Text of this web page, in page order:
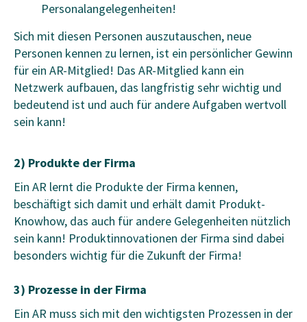
Personalangelegenheiten!
Sich mit diesen Personen auszutauschen, neue
Personen kennen zu lernen, ist ein persönlicher Gewinn
für ein AR-Mitglied! Das AR-Mitglied kann ein
Netzwerk aufbauen, das langfristig sehr wichtig und
bedeutend ist und auch für andere Aufgaben wertvoll
sein kann!
2) Produkte der Firma
Ein AR lernt die Produkte der Firma kennen,
beschäftigt sich damit und erhält damit Produkt-
Knowhow, das auch für andere Gelegenheiten nützlich
sein kann! Produktinnovationen der Firma sind dabei
besonders wichtig für die Zukunft der Firma!
3) Prozesse in der Firma
Ein AR muss sich mit den wichtigsten Prozessen in der